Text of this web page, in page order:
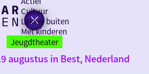
Cultuur
Lekker buiten
Met kinderen
Jeugdtheater
augustus in Best, Nederland